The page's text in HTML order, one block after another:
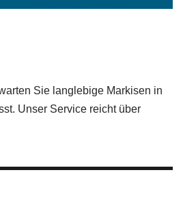
Sie langlebige Markisen in
Unser Service reicht über